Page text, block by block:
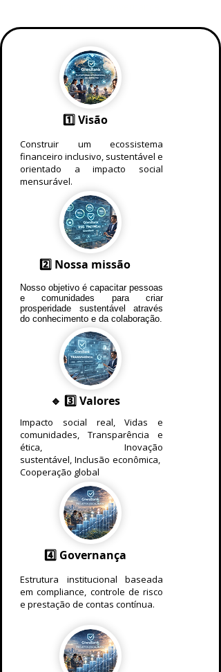
1️⃣ Visão
Construir um ecossistema
financeiro inclusivo, sustentável e
orientado a impacto social
mensurável.
2️⃣ Nossa missão
Nosso objetivo é capacitar pessoas
e comunidades para criar
prosperidade sustentável através
do conhecimento e da colaboração.
🔹 3️⃣ Valores
Impacto social real,Vidas e
comunidades, Transparência e
ética, Inovação
sustentável, Inclusão econômica, ​
Cooperação global
4️⃣ Governança
Estrutura institucional baseada
em compliance, controle de risco
e prestação de contas contínua.